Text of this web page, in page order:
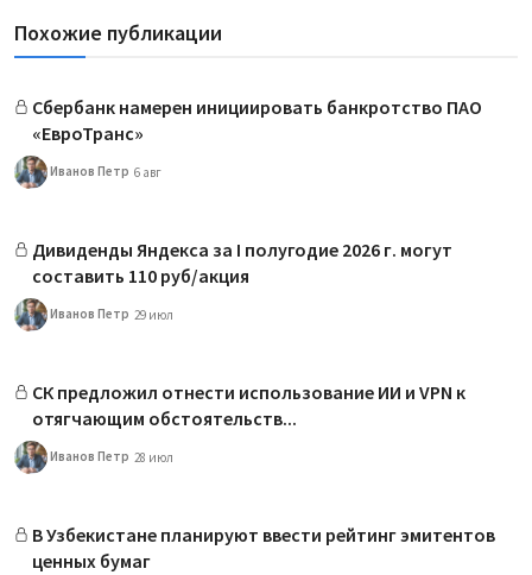
Похожие публикации
Сбербанк намерен инициировать банкротство ПАО
«ЕвроТранс»
Иванов Петр 6 авг
Дивиденды Яндекса за I полугодие 2026 г. могут
составить 110 руб/акция
Иванов Петр 29 июл
СК предложил отнести использование ИИ и VPN к
отягчающим обстоятельств...
Иванов Петр 28 июл
В Узбекистане планируют ввести рейтинг эмитентов
ценных бумаг